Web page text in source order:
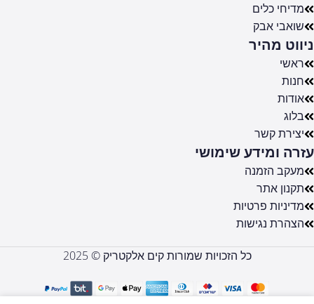
מדיחי כלים
שואבי אבק
ניווט מהיר
ראשי
חנות
אודות
בלוג
יצירת קשר
עזרה ומידע שימושי
מעקב הזמנה
תקנון אתר
מדיניות פרטיות
הצהרת נגישות
כל הזכויות שמורות קים אלקטריק © 2025